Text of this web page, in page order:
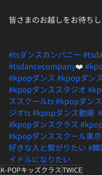
皆さまのお越しをお待ち
#tsダンスカンパニー
#tsdancecompany❤️
#kpopダンス #kpopダン
#kpopダンススタジオ
ススクールts#kpopダン
ジオts#kpopダンス動画
#kpopダンスクラス
#kpopダンススクール東京
好きな人と繋がりたい #
イドルになりたい
K-POPキッズクラス TWICE